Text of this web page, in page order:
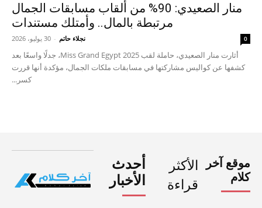
منار الصعيدي: 90% من ألقاب مسابقات الجمال
مرتبطة بالمال.. وأمتلك مستندات
نجلاء حاتم - 30 يوليو، 2026 0
أثارت منار الصعيدي، حاملة لقب Miss Grand Egypt 2025، جدلًا واسعًا بعد
كشفها عن كواليس مشاركتها في مسابقات ملكات الجمال، مؤكدة أنها قررت
كسر...
موقع آخر
كلام
الأكثر
قراءة
أحدث
الأخبار